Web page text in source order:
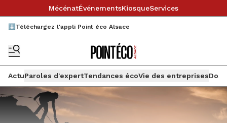
MécénatÉvénementsKiosqueServices
⬇️Téléchargez l'appli Point éco Alsace
ActuParoles d'expertTendances écoVie des entreprises